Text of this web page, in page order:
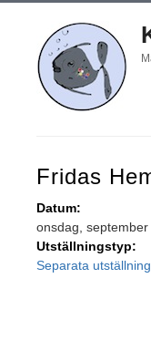
Fridas
Datum:
onsdag,
Utställningstyp:
Separata